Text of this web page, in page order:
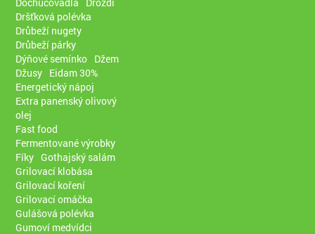
Dršťková polévka
Drůbeží nugety
Drůbeží párky
Dýňové semínko Džem
Džusy Eidam 30%
Energetický nápoj
Extra panenský olivový
olej
Fast food
Fermentované výrobky
Fíky Gothajský salám
Grilovací klobása
Grilovací koření
Grilovací omáčka
Gulášová polévka
Gumoví medvídci